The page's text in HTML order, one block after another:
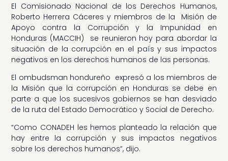
El Comisionado Nacional de los Derechos Humanos,
Roberto Herrera Cáceres y miembros de la Misión de
Apoyo contra la Corrupción y la Impunidad en
Honduras (MACCIH) se reunieron hoy para abordar la
situación de la corrupción en el país y sus impactos
negativos en los derechos humanos de las personas.
El ombudsman hondureño expresó a los miembros de
la Misión que la corrupción en Honduras se debe en
parte a que los sucesivos gobiernos se han desviado
de la ruta del Estado Democrático y Social de Derecho.
“Como CONADEH les hemos planteado la relación que
hay entre la corrupción y sus impactos negativos
sobre los derechos humanos”, dijo.